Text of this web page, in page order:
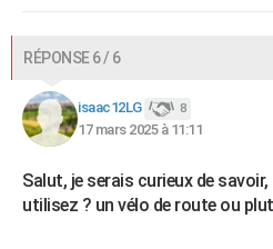
RÉPONSE 6 / 6
isaac12LG 8
17 mars 2025 à 11:11
Salut, je serais curieux de
utilisez ? un vélo de route ou